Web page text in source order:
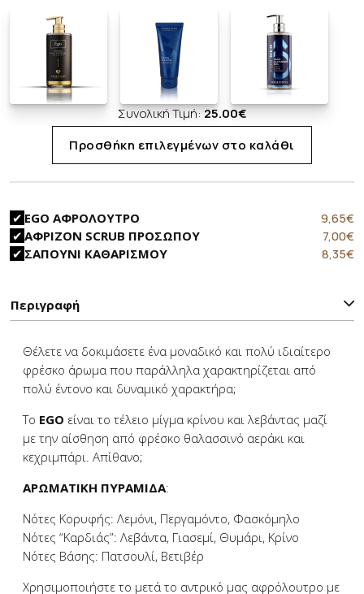
Συνολική Τιμή:25.00€
Προσθήκη επιλεγμένων στο καλάθι
EGO ΑΦΡΟΛΟΥΤΡΟ
Original
price
was:
9,65€
ΑΦΡΙΖΟΝ SCRUB ΠΡΟΣΩΠΟΥ
Original
price
7,00€
ΣΑΠΟΥΝΙ ΚΑΘΑΡΙΣΜΟΥ
Original
12,90€.
8,35€
Περιγραφή
Θέλετε να δοκιμάσετε ένα μοναδικό και πολύ ιδιαίτερο
φρέσκο άρωμα που παράλληλα χαρακτηρίζεται από
πολύ έντονο και δυναμικό χαρακτήρα;
Το EGO είναι το τέλειο μίγμα κρίνου και λεβάντας μαζί
με την αίσθηση από φρέσκο θαλασσινό αεράκι και
κεχριμπάρι. Απίθανο;
ΑΡΩΜΑΤΙΚΗ ΠΥΡΑΜΙΔΑ:
Νότες Κορυφής: Λεμόνι, Περγαμόντο, Φασκόμηλο
Νότες “Καρδιάς”: Λεβάντα, Γιασεμί, Θυμάρι, Κρίνο
Νότες Βάσης: Πατσουλί, Βετιβέρ
Χρησιμοποιήστε το μετά το αντρικό μας αφρόλουτρο με